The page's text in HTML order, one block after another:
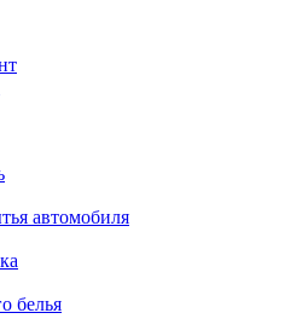
автомобиля
белья